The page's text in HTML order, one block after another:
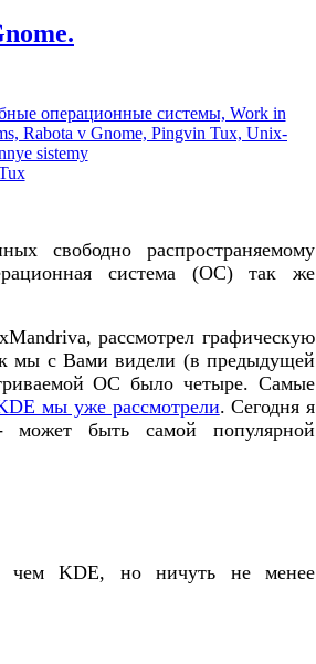
свободно распространяемому
система (ОС) так же
рассмотрел графическую
с Вами видели (в предыдущей
ОС было четыре. Самые
мы уже рассмотрели. Сегодня я
может быть самой популярной
чем KDE, но ничуть не менее